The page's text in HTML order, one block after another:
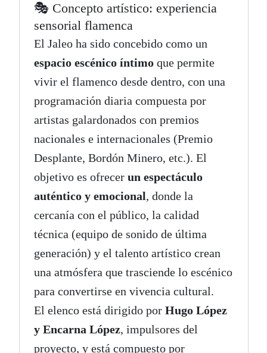
🎭 Concepto artístico: experiencia
sensorial flamenca
El Jaleo ha sido concebido como un
espacio escénico íntimoque permite
vivir el flamenco desde dentro, con una
programación diaria compuesta por
artistas galardonados con premios
nacionales e internacionales (Premio
Desplante, Bordón Minero, etc.). El
objetivo es ofrecer un espectáculo
auténtico y emocional, donde la
cercanía con el público, la calidad
técnica (equipo de sonido de última
generación) y el talento artístico crean
una atmósfera que trasciende lo escénico
para convertirse en vivencia cultural.
El elenco está dirigido por Hugo López
y Encarna López, impulsores del
proyecto, y está compuesto por